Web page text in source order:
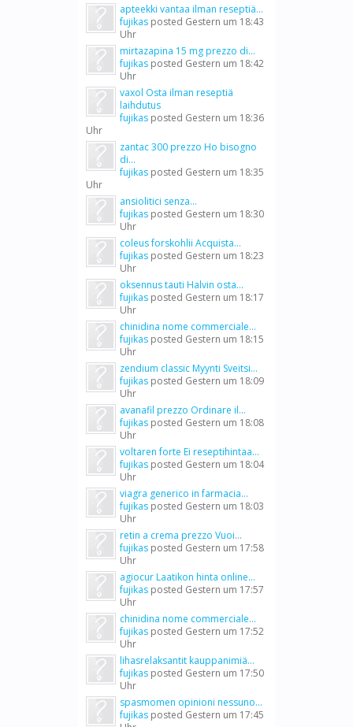
apteekki vantaa ilman reseptiä...
fujikas posted Gestern um 18:43
Uhr
mirtazapina 15 mg prezzo di...
fujikas posted Gestern um 18:42
Uhr
vaxol Osta ilman reseptiä
laihdutus
fujikas posted Gestern um 18:36
Uhr
zantac 300 prezzo Ho bisogno
di...
fujikas posted Gestern um 18:35
Uhr
ansiolitici senza...
fujikas posted Gestern um 18:30
Uhr
coleus forskohlii Acquista...
fujikas posted Gestern um 18:23
Uhr
oksennus tauti Halvin osta...
fujikas posted Gestern um 18:17
Uhr
chinidina nome commerciale...
fujikas posted Gestern um 18:15
Uhr
zendium classic Myynti Sveitsi...
fujikas posted Gestern um 18:09
Uhr
avanafil prezzo Ordinare il...
fujikas posted Gestern um 18:08
Uhr
voltaren forte Ei reseptihintaa...
fujikas posted Gestern um 18:04
Uhr
viagra generico in farmacia...
fujikas posted Gestern um 18:03
Uhr
retin a crema prezzo Vuoi...
fujikas posted Gestern um 17:58
Uhr
agiocur Laatikon hinta online...
fujikas posted Gestern um 17:57
Uhr
chinidina nome commerciale...
fujikas posted Gestern um 17:52
Uhr
lihasrelaksantit kauppanimiä...
fujikas posted Gestern um 17:50
Uhr
spasmomen opinioni nessuno...
fujikas posted Gestern um 17:45